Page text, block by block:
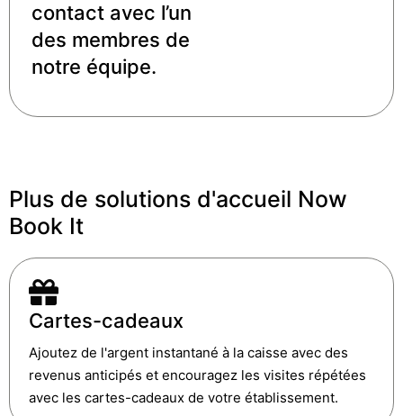
contact avec l’un
des membres de
notre équipe.
Plus de solutions d'accueil Now
Book It
Cartes-cadeaux
Ajoutez de l'argent instantané à la caisse avec des
revenus anticipés et encouragez les visites répétées
avec les cartes-cadeaux de votre établissement.